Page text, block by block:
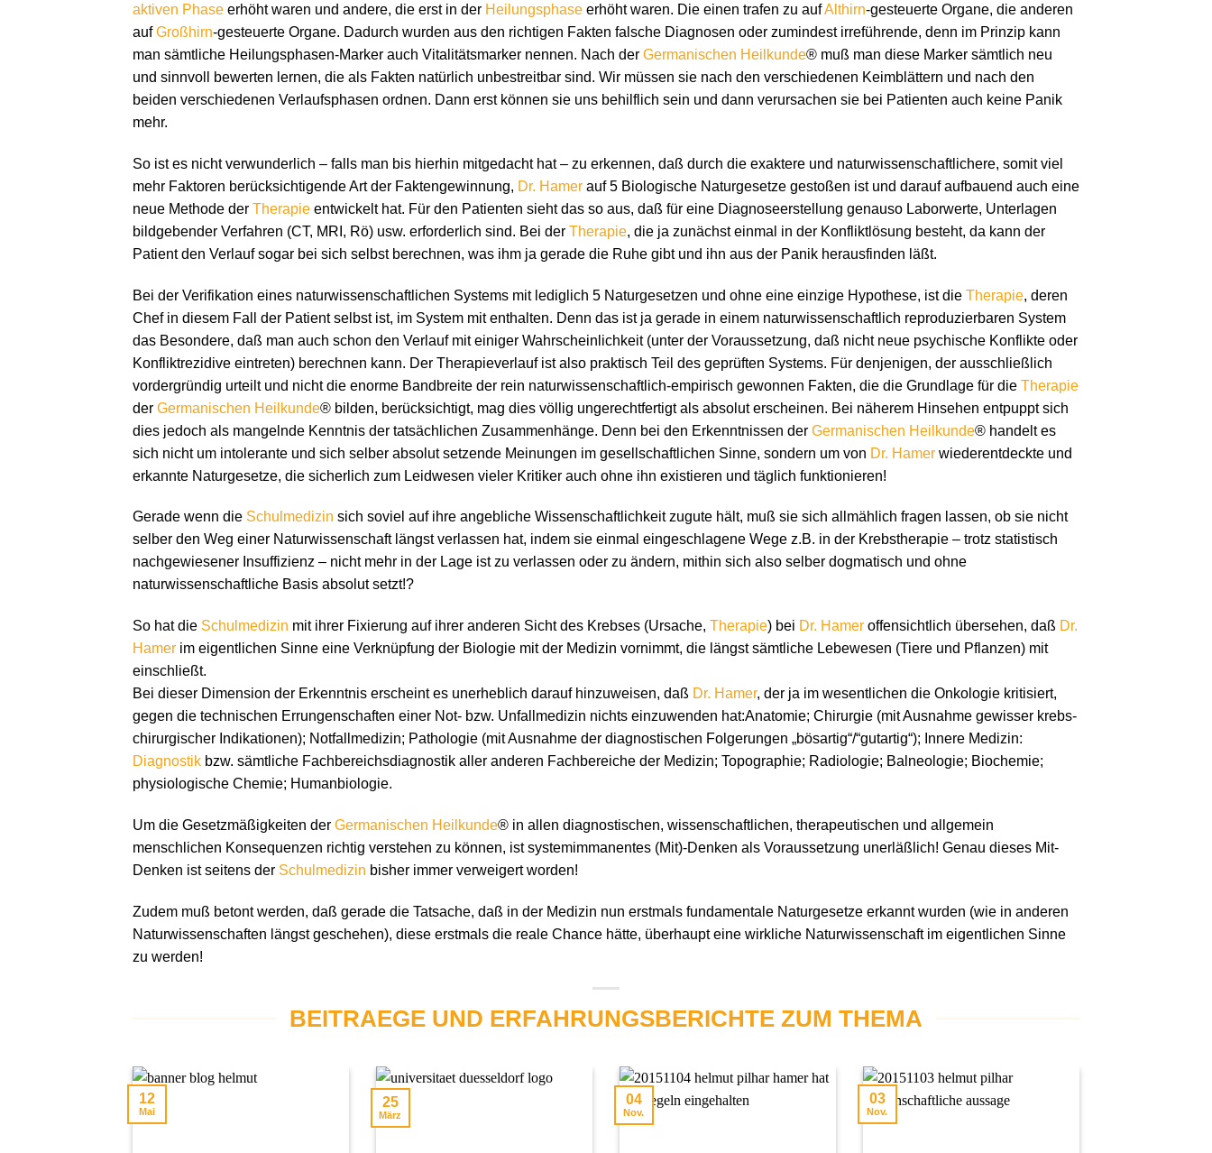
aktiven Phase erhöht waren und andere, die erst in der Heilungsphase erhöht waren. Die einen trafen zu aufAlthirn-gesteuerte Organe, die anderen
aufGroßhirn-gesteuerte Organe. Dadurch wurden aus den richtigen Fakten falsche Diagnosen oder zumindest irreführende, denn im Prinzip kann
man sämtliche Heilungsphasen-Marker auch Vitalitätsmarker nennen. Nach der Germanischen Heilkunde® muß man diese Marker sämtlich neu
und sinnvoll bewerten lernen, die als Fakten natürlich unbestreitbar sind. Wir müssen sie nach den verschiedenen Keimblättern und nach den
beiden verschiedenen Verlaufsphasen ordnen. Dann erst können sie uns behilflich sein und dann verursachen sie bei Patienten auch keine Panik
mehr.
So ist es nicht verwunderlich – falls man bis hierhin mitgedacht hat – zu erkennen, daß durch die exaktere und naturwissenschaftlichere, somit viel
mehr Faktoren berücksichtigende Art der Faktengewinnung, Dr. Hamer auf 5 Biologische Naturgesetze gestoßen ist und darauf aufbauend auch eine
neue Methode der Therapie entwickelt hat. Für den Patienten sieht das so aus, daß für eine Diagnoseerstellung genauso Laborwerte, Unterlagen
bildgebender Verfahren (CT, MRI, Rö) usw. erforderlich sind. Bei der Therapie, die ja zunächst einmal in der Konfliktlösung besteht, da kann der
Patient den Verlauf sogar bei sich selbst berechnen, was ihm ja gerade die Ruhe gibt und ihn aus der Panik herausfinden läßt.
Bei der Verifikation eines naturwissenschaftlichen Systems mit lediglich 5 Naturgesetzen und ohne eine einzige Hypothese, ist die Therapie, deren
Chef in diesem Fall der Patient selbst ist, im System mit enthalten. Denn das ist ja gerade in einem naturwissenschaftlich reproduzierbaren System
das Besondere, daß man auch schon den Verlauf mit einiger Wahrscheinlichkeit (unter der Voraussetzung, daß nicht neue psychische Konflikte oder
Konfliktrezidive eintreten) berechnen kann. Der Therapieverlauf ist also praktisch Teil des geprüften Systems. Für denjenigen, der ausschließlich
vordergründig urteilt und nicht die enorme Bandbreite der rein naturwissenschaftlich-empirisch gewonnen Fakten, die die Grundlage für die Therapie
der Germanischen Heilkunde® bilden, berücksichtigt, mag dies völlig ungerechtfertigt als absolut erscheinen. Bei näherem Hinsehen entpuppt sich
dies jedoch als mangelnde Kenntnis der tatsächlichen Zusammenhänge. Denn bei den Erkenntnissen der Germanischen Heilkunde® handelt es
sich nicht um intolerante und sich selber absolut setzende Meinungen im gesellschaftlichen Sinne, sondern um von Dr. Hamer wiederentdeckte und
erkannte Naturgesetze, die sicherlich zum Leidwesen vieler Kritiker auch ohne ihn existieren und täglich funktionieren!
Gerade wenn die Schulmedizin sich soviel auf ihre angebliche Wissenschaftlichkeit zugute hält, muß sie sich allmählich fragen lassen, ob sie nicht
selber den Weg einer Naturwissenschaft längst verlassen hat, indem sie einmal eingeschlagene Wege z.B. in der Krebstherapie – trotz statistisch
nachgewiesener Insuffizienz – nicht mehr in der Lage ist zu verlassen oder zu ändern, mithin sich also selber dogmatisch und ohne
naturwissenschaftliche Basis absolut setzt!?
So hat die Schulmedizin mit ihrer Fixierung auf ihrer anderen Sicht des Krebses (Ursache, Therapie) bei Dr. Hamer offensichtlich übersehen, daß Dr.
Hamer im eigentlichen Sinne eine Verknüpfung der Biologie mit der Medizin vornimmt, die längst sämtliche Lebewesen (Tiere und Pflanzen) mit
einschließt.
Bei dieser Dimension der Erkenntnis erscheint es unerheblich darauf hinzuweisen, daß Dr. Hamer, der ja im wesentlichen die Onkologie kritisiert,
gegen die technischen Errungenschaften einer Not- bzw. Unfallmedizin nichts einzuwenden hat:Anatomie; Chirurgie (mit Ausnahme gewisser krebs-
chirurgischer Indikationen); Notfallmedizin; Pathologie (mit Ausnahme der diagnostischen Folgerungen „bösartig“/“gutartig“); Innere Medizin:
Diagnostik bzw. sämtliche Fachbereichsdiagnostik aller anderen Fachbereiche der Medizin; Topographie; Radiologie; Balneologie; Biochemie;
physiologische Chemie; Humanbiologie.
Um die Gesetzmäßigkeiten der Germanischen Heilkunde® in allen diagnostischen, wissenschaftlichen, therapeutischen und allgemein
menschlichen Konsequenzen richtig verstehen zu können, ist systemimmanentes (Mit)-Denken als Voraussetzung unerläßlich! Genau dieses Mit-
Denken ist seitens der Schulmedizin bisher immer verweigert worden!
Zudem muß betont werden, daß gerade die Tatsache, daß in der Medizin nun erstmals fundamentale Naturgesetze erkannt wurden (wie in anderen
Naturwissenschaften längst geschehen), diese erstmals die reale Chance hätte, überhaupt eine wirkliche Naturwissenschaft im eigentlichen Sinne
zu werden!
BEITRAEGE UND ERFAHRUNGSBERICHTE ZUM THEMA
12
Mai
25
März
04
Nov.
03
Nov.